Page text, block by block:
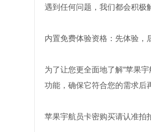
遇到任何问题，我们都会积极
内置免费体验资格：先体验，
为了让您更全面地了解“苹果
功能，确保它符合您的需求后
苹果宇航员卡密购买请认准拍